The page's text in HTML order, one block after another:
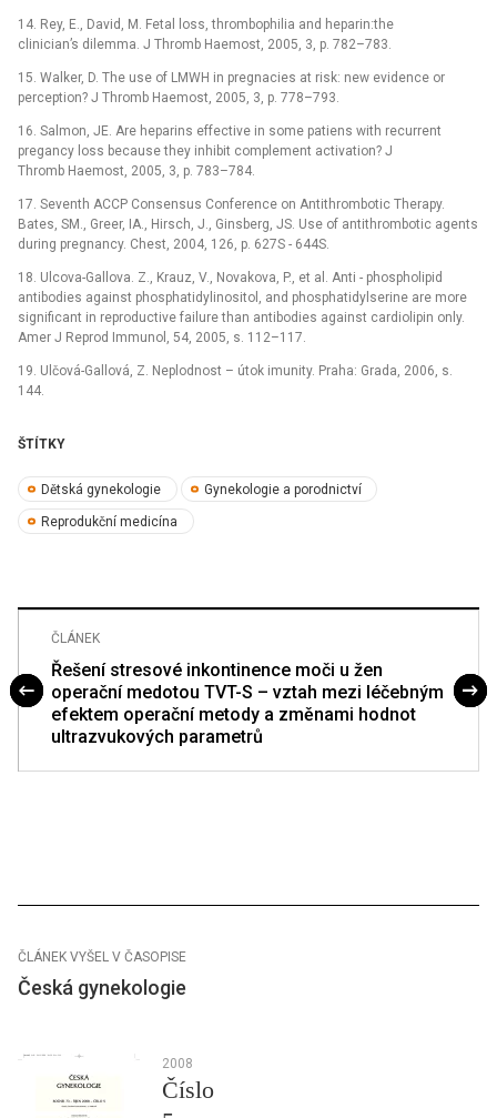
14. Rey, E., David, M. Fetal loss, thrombophilia and heparin:the
clinician’s dilemma. J Thromb Haemost, 2005, 3, p. 782–783.
15. Walker, D. The use of LMWH in pregnacies at risk: new evidence or
perception? J Thromb Haemost, 2005, 3, p. 778–793.
16. Salmon, JE. Are heparins effective in some patiens with recurrent
pregancy loss because they inhibit complement activation? J
Thromb Haemost, 2005, 3, p. 783–784.
17. Seventh ACCP Consensus Conference on Antithrombotic Therapy.
Bates, SM., Greer, IA., Hirsch, J., Ginsberg, JS. Use of antithrombotic agents
during pregnancy. Chest, 2004, 126, p. 627S -⁠ 644S.
18. Ulcova-Gallova. Z., Krauz, V., Novakova, P., et al. Anti -⁠ phospholipid
antibodies against phosphatidylinositol, and phosphatidylserine are more
significant in reproductive failure than antibodies against cardiolipin only.
Amer J Reprod Immunol, 54, 2005, s. 112–117.
19. Ulčová-Gallová, Z. Neplodnost –⁠ útok imunity. Praha: Grada, 2006, s.
144.
ŠTÍTKY
Dětská gynekologie Gynekologie a porodnictví
Reprodukční medicína
ČLÁNEK
Řešení stresové inkontinence moči u žen
operační medotou TVT-S – vztah mezi léčebným
efektem operační metody a změnami hodnot
ultrazvukových parametrů
ČLÁNEK VYŠEL V ČASOPISE
Česká gynekologie
2008
Číslo